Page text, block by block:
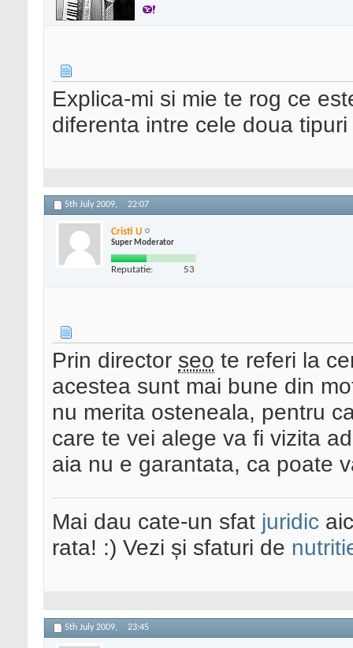
Explica-mi si mie te rog ce
diferenta intre cele doua
5th July 2009, 22:07
Cristi U
Super Moderator
Reputatie: 53
Prin director seo te referi la
acestea sunt mai bune din
nu merita osteneala, pentru
care te vei alege va fi vizita
aia nu e garantata, ca poate
Mai dau cate-un sfat juridic
rata! :) Vezi și sfaturi de
5th July 2009, 23:45